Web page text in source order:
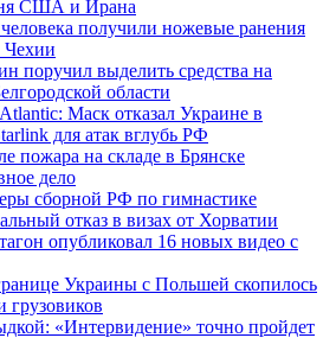
США и Ирана
получили ножевые ранения
Чехии
поручил выделить средства на
области
Маск отказал Украине в
для атак вглубь РФ
пожара на складе в Брянске
дело
сборной РФ по гимнастике
отказ в визах от Хорватии
опубликовал 16 новых видео с
Украины с Польшей скопилось
грузовиков
«Интервидение» точно пройдет